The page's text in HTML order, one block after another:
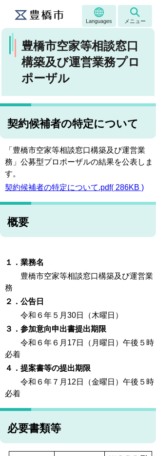
Languages メニュー
豊橋市空家等相談窓口
構築及び運営業務プロ
ポーザル
契約候補者の特定について
「豊橋市空家等相談窓口構築及び運営業
務」公募型プロポーザルの結果を公表しま
す。
契約候補者の特定について.pdf( 286KB )
概要
１．業務名
豊橋市空家等相談窓口構築及び運営業
務
２．公告日
令和６年５月30日（木曜日）
３．参加意向申出書提出期限
令和６年６月17日（月曜日）午後５時
必着
４．提案書等の提出期限
令和６年７月12日（金曜日）午後５時
必着
必要書類等